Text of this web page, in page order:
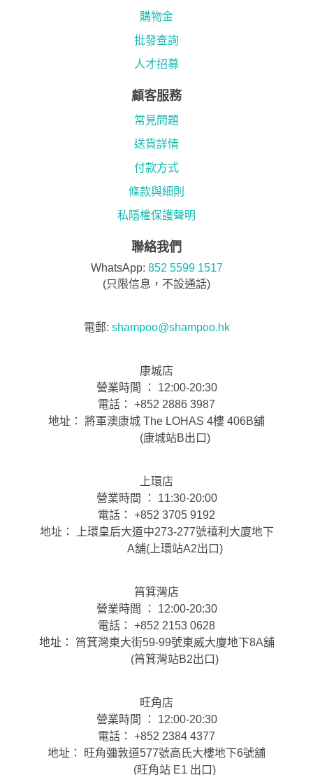
購物金
批發查詢
人才招募
顧客服務
常見問題
送貨詳情
付款方式
條款與細則
私隱權保護聲明
聯絡我們
WhatsApp: 852 5599 1517
(只限信息，不設通話)
電郵: shampoo@shampoo.hk
康城店
營業時間 ： 12:00-20:30
電話： +852 2886 3987
地址： 將軍澳康城 The LOHAS 4樓 406B舖
(康城站B出口)
上環店
營業時間 ： 11:30-20:00
電話： +852 3705 9192
地址： 上環皇后大道中273-277號禧利大廈地下
A舖(上環站A2出口)
筲箕灣店
營業時間 ： 12:00-20:30
電話： +852 2153 0628
地址： 筲箕灣東大街59-99號東威大廈地下8A舖
(筲箕灣站B2出口)
旺角店
營業時間 ： 12:00-20:30
電話： +852 2384 4377
地址： 旺角彌敦道577號高氏大樓地下6號舖
(旺角站 E1 出口)